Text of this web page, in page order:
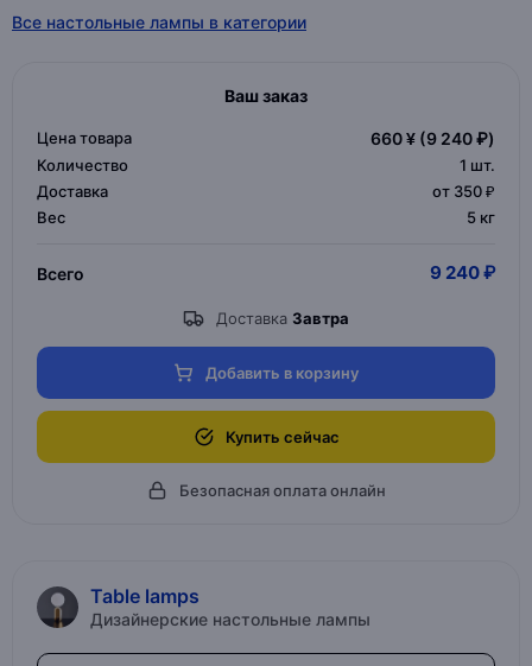
Все настольные лампы в категории
Ваш заказ
Цена товара 660 ¥ (9 240 ₽)
Количество 1 шт.
Доставка
от 350 ₽
Вес
5 кг
Всего 9 240 ₽
Доставка Завтра
Добавить в корзину
Купить сейчас
Безопасная оплата онлайн
Table lamps
Дизайнерские настольные лампы